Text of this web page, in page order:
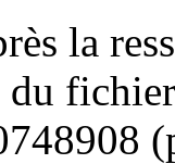
la
du